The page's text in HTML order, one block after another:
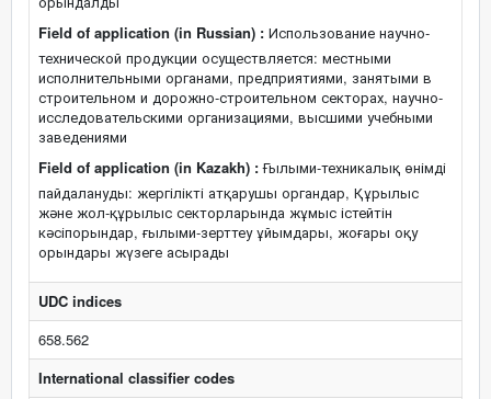
Field of application (in Russian) : Использование научно-
технической продукции осуществляется: местными
исполнительными органами, предприятиями, занятыми в
строительном и дорожно-строительном секторах, научно-
исследовательскими организациями, высшими учебными
заведениями
Field of application (in Kazakh) :Ғылыми-техникалық өнімді
пайдалануды: жергілікті атқарушы органдар, Құрылыс
және жол-құрылыс секторларында жұмыс істейтін
кәсіпорындар, ғылыми-зерттеу ұйымдары, жоғары оқу
орындары жүзеге асырады
UDC indices
658.562
International classifier codes